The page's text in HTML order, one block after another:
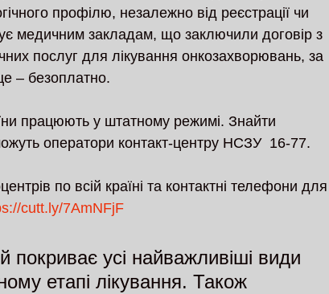
профілю, незалежно від реєстрації чи
медичним закладам, що заключили договір з
послуг для лікування онкозахворювань, за
– безоплатно.
працюють у штатному режимі. Знайти
оператори контакт-центру НСЗУ  16-77.
по всій країні та контактні телефони для
cutt.ly/7AmNFjF
покриває усі найважливіші види
етапі лікування. Також